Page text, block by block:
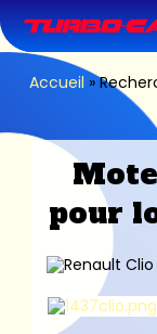
to
main
content
Accueil »
pour